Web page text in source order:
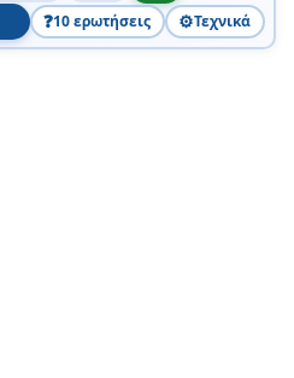
❓10 ερωτήσεις ⚙️Τεχνικά